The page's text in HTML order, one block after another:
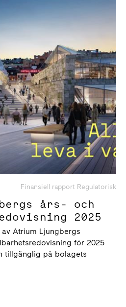
Finansiell rapport Regulatorisk
års- och
2025
Atrium Ljungbergs
för 2025
tillgänglig på bolagets